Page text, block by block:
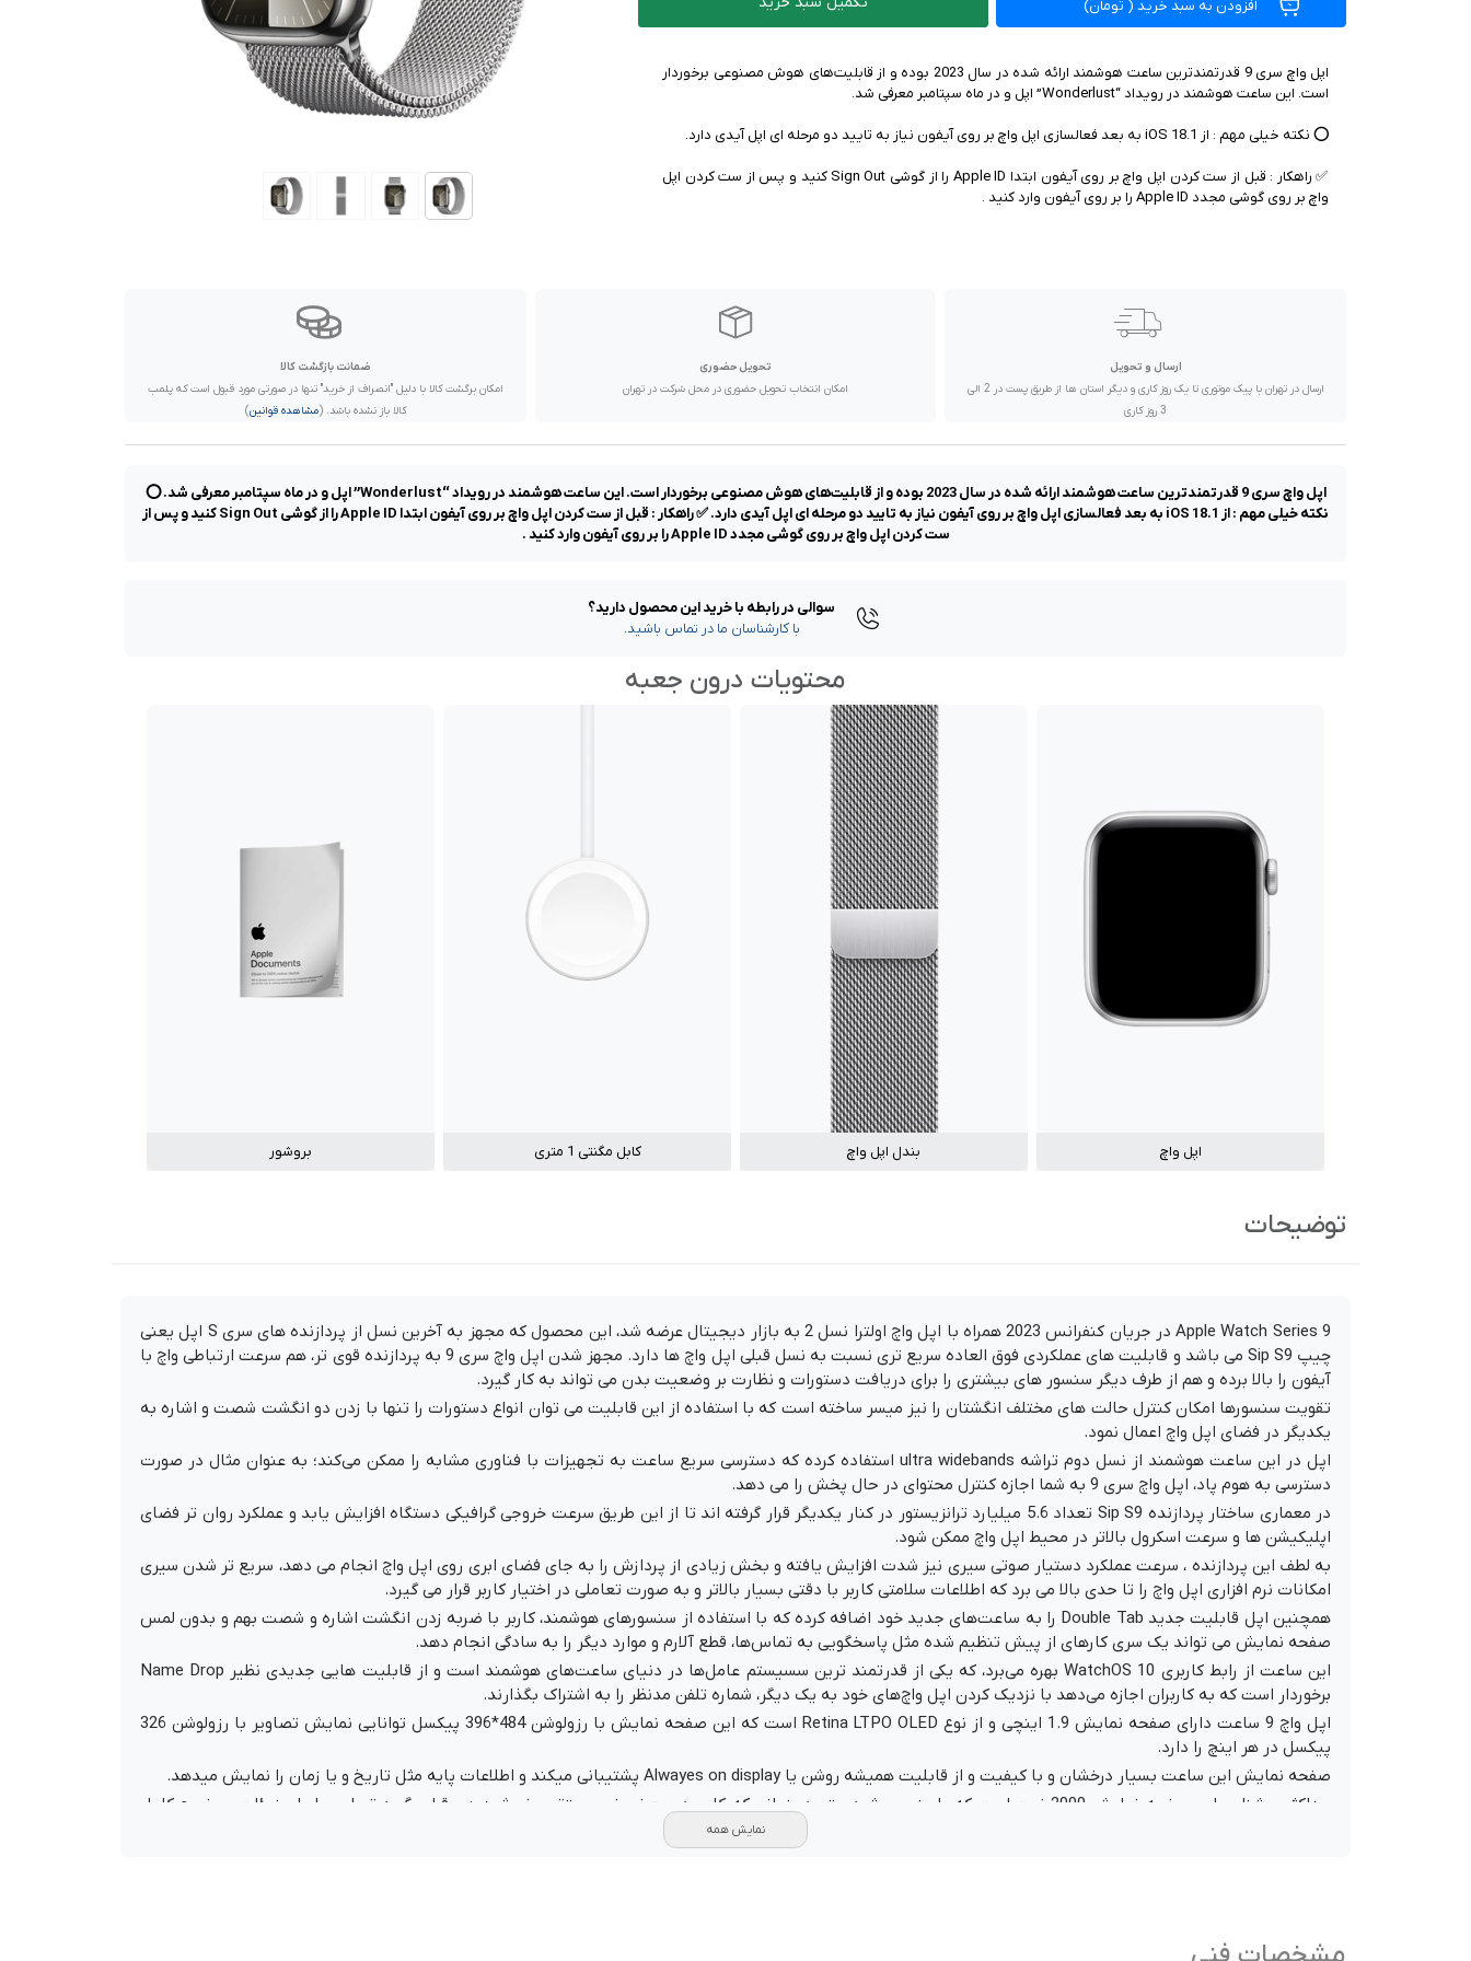
صدا و تصویر
محصولات کارکرده
خواندنی ها
افزودن به سبد خرید( تومان)
اپل واچ سری 9 قدرتمند‌ترین ساعت هوشمند ارائه شده در سال 2023 بوده و از قابلیت‌های هوش مصنوعی برخوردار
✅ راهکار : قبل از ست کردن اپل واچ بر روی آیفون ابتدا Apple ID را از گوشی Sign Out کنید و پس از ست کردن اپل
واچ بر روی گوشی مجدد Apple ID را بر روی آیفون وارد کنید .
ارسال و تحویل
ارسال در تهران با پیک موتوری تا یک روز کاری و دیگر استان ها از طریق پست در 2 الی
3 روز کاری
تحویل حضوری
امکان انتخاب تحویل حضوری در محل شرکت در تهران
ضمانت بازگشت کالا
امکان برگشت کالا با دلیل "انصراف از خرید" تنها در صورتی مورد قبول است که پلمب
کالا باز نشده باشد. (مشاهده قوانین)
اپل واچ سری 9 قدرتمند‌ترین ساعت هوشمند ارائه شده در سال 2023 بوده و از قابلیت‌های هوش مصنوعی برخوردار است. این ساعت هوشمند در رویداد “Wonderlust” اپل و در ماه سپتامبر معرفی شد. ⭕️
نکته خیلی مهم : از iOS 18.1 به بعد فعالسازی اپل واچ بر روی آیفون نیاز به تایید دو مرحله ای اپل آیدی دارد. ✅ راهکار : قبل از ست کردن اپل واچ بر روی آیفون ابتدا Apple ID را از گوشی Sign Out کنید و پس از
ست کردن اپل واچ بر روی گوشی مجدد Apple ID را بر روی آیفون وارد کنید .
سوالی در رابطه با خرید این محصول دارید؟
با کارشناسان ما در تماس باشید.
محتویات درون جعبه
اپل واچ بندل اپل واچ کابل مگنتی 1 متری بروشور
توضیحات
Apple Watch Series 9 در جریان کنفرانس 2023 همراه با اپل واچ اولترا نسل 2 به بازار دیجیتال عرضه شد، این محصول که مجهز به آخرین نسل از پردازنده های سری S اپل یعنی
چیپ Sip S9 می باشد و قابلیت های عملکردی فوق العاده سریع تری نسبت به نسل قبلی اپل واچ ها دارد. مجهز شدن اپل واچ سری 9 به پردازنده قوی تر، هم سرعت ارتباطی واچ با
آیفون را بالا برده و هم از طرف دیگر سنسور های بیشتری را برای دریافت دستورات و نظارت بر وضعیت بدن می تواند به کار گیرد.
تقویت سنسورها امکان کنترل حالت های مختلف انگشتان را نیز میسر ساخته است که با استفاده از این قابلیت می توان انواع دستورات را تنها با زدن دو انگشت شصت و اشاره به
یکدیگر در فضای اپل واچ اعمال نمود.
اپل در این ساعت هوشمند از نسل دوم تراشه ultra widebands استفاده کرده که دسترسی سریع ساعت به تجهیزات با فناوری مشابه را ممکن می‌کند؛ به عنوان مثال در صورت
دسترسی به هوم پاد، اپل واچ سری 9 به شما اجازه کنترل محتوای در حال پخش را می دهد.
در معماری ساختار پردازنده Sip S9 تعداد 5.6 میلیارد ترانزیستور در کنار یکدیگر قرار گرفته اند تا از این طریق سرعت خروجی گرافیکی دستگاه افزایش یابد و عملکرد روان تر فضای
اپلیکیشن ها و سرعت اسکرول بالاتر در محیط اپل واچ ممکن شود.
به لطف این پردازنده ، سرعت عملکرد دستیار صوتی سیری نیز شدت افزایش یافته و بخش زیادی از پردازش را به جای فضای ابری روی اپل واچ انجام می دهد، سریع تر شدن سیری
امکانات نرم افزاری اپل واچ را تا حدی بالا می برد که اطلاعات سلامتی کاربر با دقتی بسیار بالاتر و به صورت تعاملی در اختیار کاربر قرار می گیرد.
همچنین اپل قابلیت جدید Double Tab را به ساعت‌های جدید خود اضافه کرده که با استفاده از سنسورهای هوشمند، کاربر با ضربه زدن انگشت اشاره و شصت بهم و بدون لمس
صفحه نمایش می تواند یک سری کار‌های از پیش تنظیم شده مثل پاسخگویی به تماس‌ها، قطع آلارم و موارد دیگر را به سادگی انجام دهد.
این ساعت از رابط کاربری WatchOS 10 بهره می‌برد، که یکی از قدرتمند ترین سسیستم عامل‌ها در دنیای ساعت‌های هوشمند است و از قابلیت هایی جدیدی نظیر Name Drop
برخوردار است که به کاربران اجازه می‌دهد با نزدیک کردن اپل واچ‌های خود به یک دیگر، شماره تلفن مدنظر را به اشتراک بگذارند.
اپل واچ 9 ساعت دارای صفحه نمایش 1.9 اینچی و از نوع Retina LTPO OLED است که این صفحه نمایش با رزولوشن 484*396 پیکسل توانایی نمایش تصاویر با رزولوشن 326
پیکسل در هر اینچ را دارد.
صفحه نمایش این ساعت بسیار درخشان و با کیفیت و از قابلیت همیشه روشن یا Alwayes on display پشتیبانی میکند و اطلاعات پایه مثل تاریخ و یا زمان را نمایش میدهد.
حداکثر روشنایی این صفحه نمایش 2000 نیت است که باعث می شود حتی در زمانی که کاربر در معرض نور مستقیم خورشید هم قرار بگیرد تصاویر را با جزیئات و وضوح کامل
نمایش همه